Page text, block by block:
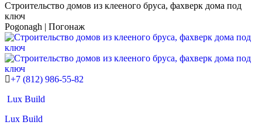
Строительство домов из клееного бруса, фахверк дома под
ключ
Pogonagh | Погонаж
+7 (812) 986-55-82
Lux Build
Lux Build